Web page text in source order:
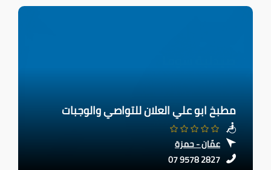
مطبخ ابو علي العلان للتواصي والوجبات
عمّان - حمزة
07 9578 2827